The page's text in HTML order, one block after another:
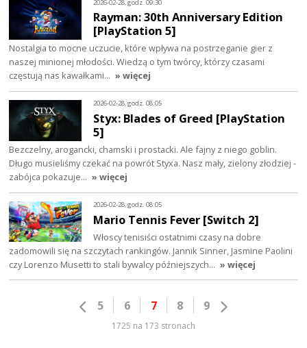
2026-02-28, godz. 09:30
Rayman: 30th Anniversary Edition
[PlayStation 5]
Nostalgia to mocne uczucie, które wpływa na postrzeganie gier z
naszej minionej młodości. Wiedzą o tym twórcy, którzy czasami
częstują nas kawałkami… » więcej
2026-02-28, godz. 08:05
Styx: Blades of Greed [PlayStation
5]
Bezczelny, arogancki, chamski i prostacki. Ale fajny z niego goblin.
Długo musieliśmy czekać na powrót Styxa. Nasz mały, zielony złodziej -
zabójca pokazuje… » więcej
2026-02-28, godz. 08:05
Mario Tennis Fever [Switch 2]
Włoscy tenisiści ostatnimi czasy na dobre
zadomowili się na szczytach rankingów. Jannik Sinner, Jasmine Paolini
czy Lorenzo Musetti to stali bywalcy późniejszych… » więcej
5 6 7 8 9
1725 na 173 stronach